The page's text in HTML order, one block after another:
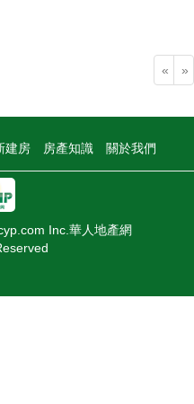
« »
建房 房產知識 關於我們
Inc.華人地產網